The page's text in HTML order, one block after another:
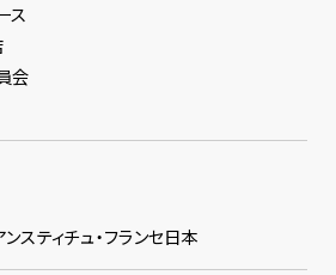
ス
会
スティチュ・フランセ日本